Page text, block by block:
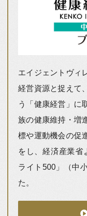
エイジェントヴィ
経営資源と捉えて
う「健康経営」に
族の健康維持・増
標や運動機会の促
をし、経済産業省
ライト500」（中
た。